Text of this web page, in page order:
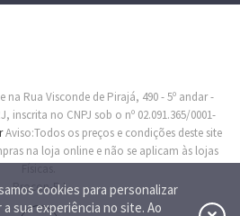
cookies para personalizar
sua experiência no site. Ao
na Rua Visconde de Pirajá, 490 - 5º andar -
inscrita no CNPJ sob o nº 02.091.365/0001-
Aviso:Todos os preços e condições deste site
na loja online e não se aplicam às lojas
Procon-RJ